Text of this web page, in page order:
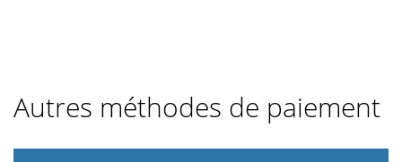
Autres méthodes de paiement